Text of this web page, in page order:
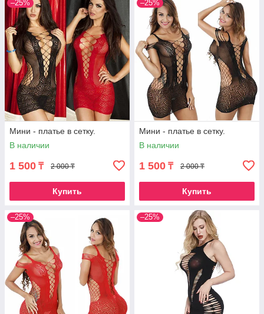
–25%
Мини - платье в сетку.
В наличии
1 500 ₸ 2 000 ₸
Купить
–25%
Мини - платье в сетку.
В наличии
1 500 ₸ 2 000 ₸
Купить
–25% –25%